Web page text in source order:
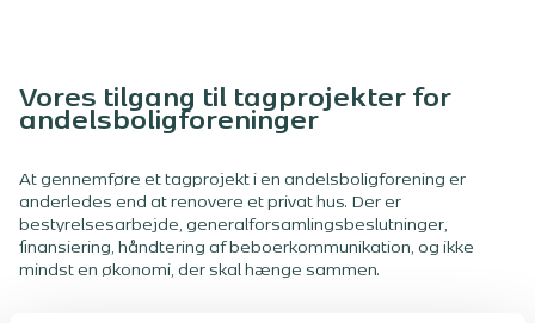
Vores tilgang til tagprojekter for
andelsboligforeninger
At gennemføre et tagprojekt i en andelsboligforening er
anderledes end at renovere et privat hus. Der er
bestyrelsesarbejde, generalforsamlingsbeslutninger,
finansiering, håndtering af beboerkommunikation, og ikke
mindst en økonomi, der skal hænge sammen.